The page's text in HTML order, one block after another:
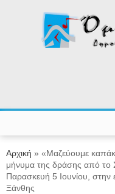
Είστε εδώ
Αρχική » «Μαζεύουμε
μήνυμα της δράσης από το
Παρασκευή 5 Ιουνίου, στην
Ξάνθης